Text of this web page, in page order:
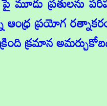
ప్రయోగ
క్రమాన